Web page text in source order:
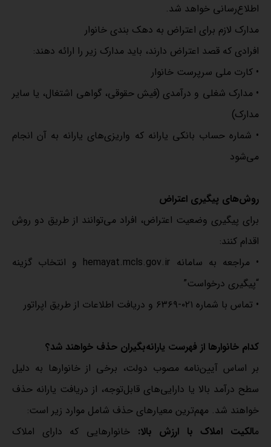
اطلاع‌رسانی خواهد شد.
مدارک لازم برای اعتراض به دهک بندی خانوار
افرادی که قصد اعتراض دارند، باید مدارک زیر را ارائه دهند:
• کارت ملی سرپرست خانوار
• مدارک شغلی و درآمدی (فیش حقوقی، گواهی اشتغال، یا سایر
مدارک)
• شماره حساب بانکی یارانه که واریزی‌های یارانه به آن انجام
می‌شود
روش‌های پیگیری اعتراض
برای پیگیری وضعیت اعتراض، افراد می‌توانند از طریق دو روش
اقدام کنند:
• مراجعه به سامانه hemayat.mcls.gov.ir و انتخاب گزینه
“پیگیری درخواست”
• تماس با شماره ۰۲۱-۶۳۶۹ و دریافت اطلاعات از طریق اپراتور
کدام خانوارها از فهرست یارانه‌بگیران حذف خواهند شد؟
بر اساس آیین‌نامه مصوب دولت، برخی از خانوارها به دلیل
سطح درآمد بالا یا دارایی‌های قابل‌توجه، از دریافت یارانه حذف
خواهند شد. مهم‌ترین معیارهای حذف شامل موارد زیر است:
مالکیت املاک با ارزش بالا: خانوارهایی که دارای املاک